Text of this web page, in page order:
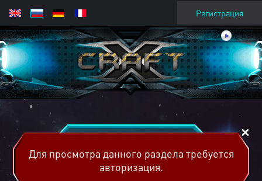
Регистрация
Для просмотра данного раздела требуется
авторизация.